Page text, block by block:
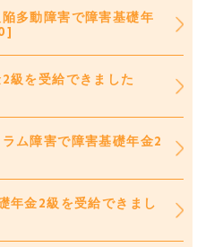
多動障害で障害基礎年
級を受給できました
ム障害で障害基礎年金2
年金2級を受給できまし